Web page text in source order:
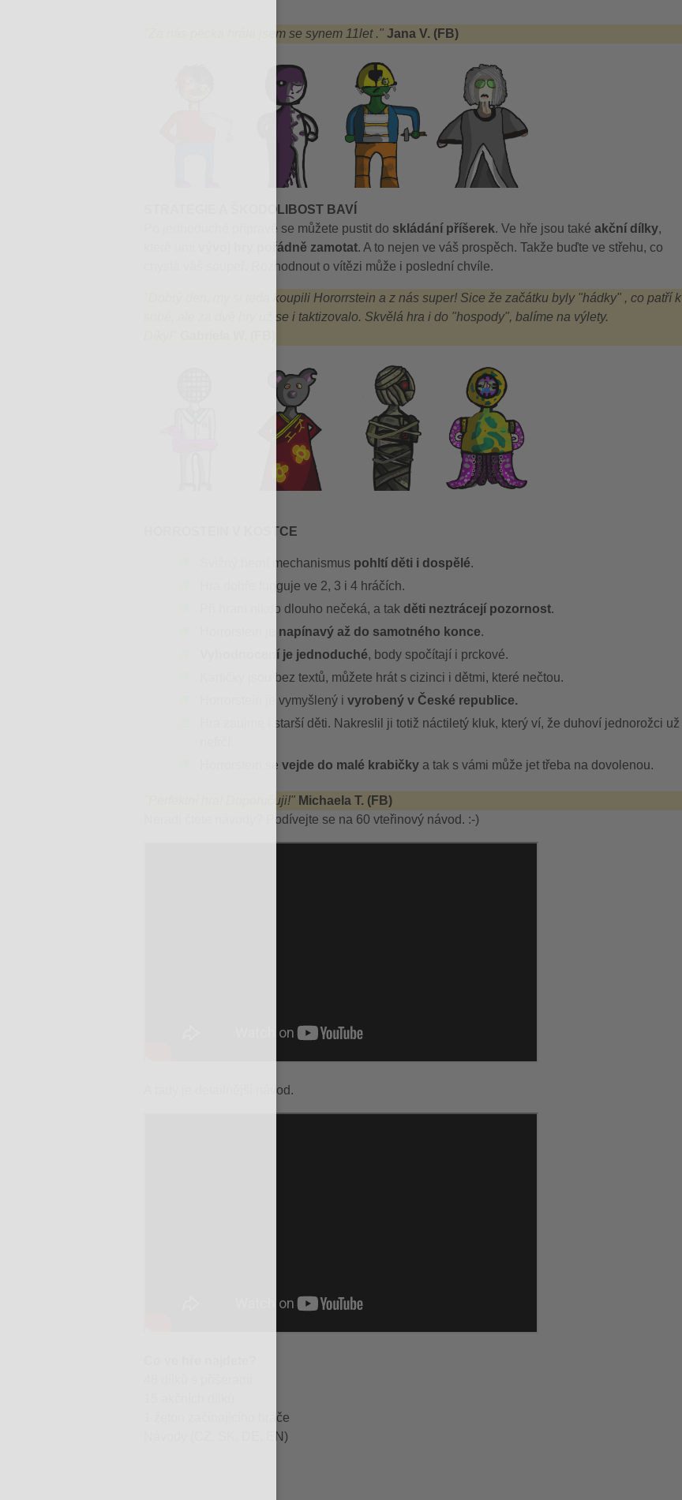
"Za nás pecka hrála jsem se synem 11let ." Jana V. (FB)
STRATEGIE A ŠKODOLIBOST BAVÍ
Po jednoduché přípravě se můžete pustit do skládání příšerek. Ve hře jsou také akční dílky,
vývoj hry pořádně zamotat. A to nejen ve váš prospěch. Takže buďte ve střehu, co
chystá váš soupeř. Rozhodnout o vítězi může i poslední chvíle.
"Dobrý den, my si teda koupili Hororrstein a z nás super! Sice že začátku byly "hádky" , co patří k
sobě, ale za dvě hry už se i taktizovalo. Skvělá hra i do "hospody", balíme na výlety.
HORROSTEIN V KOSTCE
Svižný herní mechanismus pohltí děti i dospělé.
Hra dobře funguje ve 2, 3 i 4 hráčích.
Při hraní nikdo dlouho nečeká, a tak děti neztrácejí pozornost.
napínavý až do samotného konce.
Vyhodnocení je jednoduché, body spočítají i prckové.
Kartičky jsou bez textů, můžete hrát s cizinci i dětmi, které nečtou.
Horrorstein je vymyšlený i vyrobený v České republice.
Hra zaujme i starší děti. Nakreslil ji totiž náctiletý kluk, který ví, že duhoví jednorožci už
Horrorstein se vejde do malé krabičky a tak s vámi může jet třeba na dovolenou.
"Perfektní hra! Doporučuji!" Michaela T. (FB)
Neradi čtete návody? Podívejte se na 60 vteřinový návod. :-)
A tady je detailnější návod.
1 žeton začínajícího hráče
Návody (CZ, SK, DE, EN)